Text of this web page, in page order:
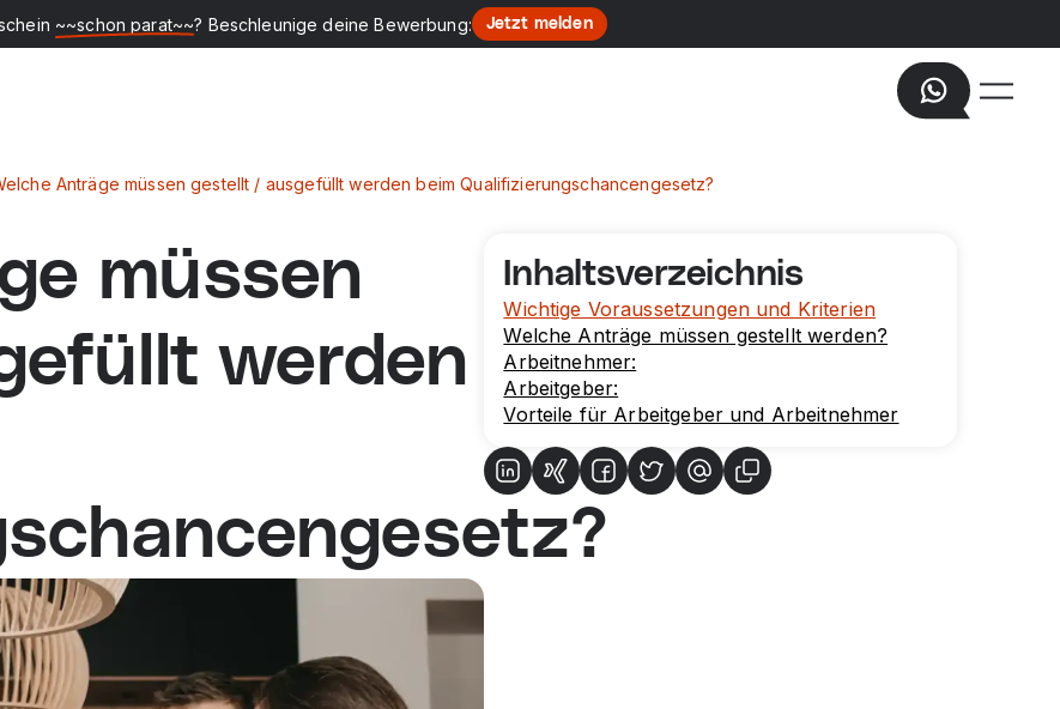
~~schon parat~~? Beschleunige deine Bewerbung: Jetzt melden
Anträge müssen gestellt / ausgefüllt werden beim Qualifizierungschancengesetz?
müssen
werden
Inhaltsverzeichnis
Wichtige Voraussetzungen und Kriterien
Welche Anträge müssen gestellt werden?
Arbeitnehmer:
Arbeitgeber:
Vorteile für Arbeitgeber und Arbeitnehmer